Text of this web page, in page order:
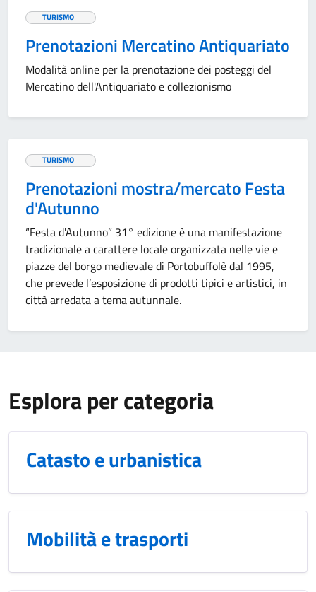
TURISMO
Prenotazioni Mercatino Antiquariato
Modalità online per la prenotazione dei posteggi del
Mercatino dell'Antiquariato e collezionismo
TURISMO
Prenotazioni mostra/mercato Festa
d'Autunno
“Festa d'Autunno” 31° edizione è una manifestazione
tradizionale a carattere locale organizzata nelle vie e
piazze del borgo medievale di Portobuffolè dal 1995,
che prevede l’esposizione di prodotti tipici e artistici, in
città arredata a tema autunnale.
Esplora per categoria
Catasto e urbanistica
Mobilità e trasporti